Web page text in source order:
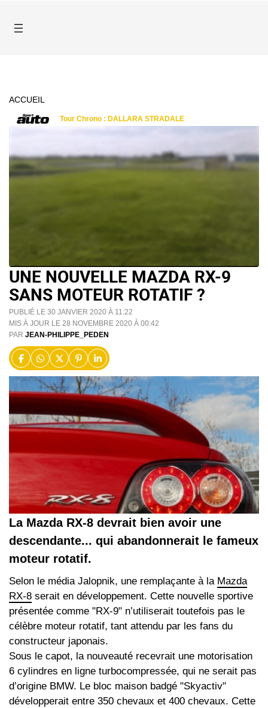
ACCUEIL
UNE NOUVELLE MAZDA RX-9
SANS MOTEUR ROTATIF ?
PUBLIÉ LE 30 JANVIER 2020 À 11:22
MIS À JOUR LE 28 NOVEMBRE 2020 À 00:42
PAR JEAN-PHILIPPE_PEDEN
La Mazda RX-8 devrait bien avoir une
descendante... qui abandonnerait le fameux
moteur rotatif.
Selon le média Jalopnik, une remplaçante à la Mazda
RX-8 serait en développement. Cette nouvelle sportive
présentée comme "RX-9" n’utiliserait toutefois pas le
célèbre moteur rotatif, tant attendu par les fans du
constructeur japonais.
Sous le capot, la nouveauté recevrait une motorisation
6 cylindres en ligne turbocompressée, qui ne serait pas
d’origine BMW. Le bloc maison badgé "Skyactiv"
développerait entre 350 chevaux et 400 chevaux. Cette